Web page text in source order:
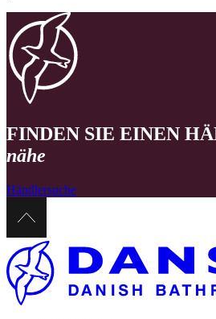
FINDEN SIE EINEN
nähe
Händlersuche